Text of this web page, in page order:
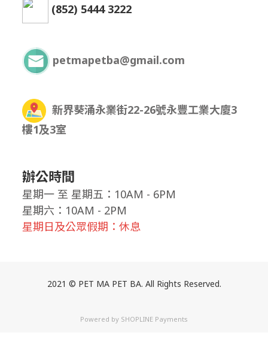
(852) 5444 3222
petmapetba@gmail.com
新界葵涌永業街22-26號永豐工業大廈3
樓1及3室
辦公時間
星期一 至 星期五：10AM - 6PM
星期六：10AM - 2PM
星期日及公眾假期：休息
2021 © PET MA PET BA. All Rights Reserved.
Powered by SHOPLINE Payments